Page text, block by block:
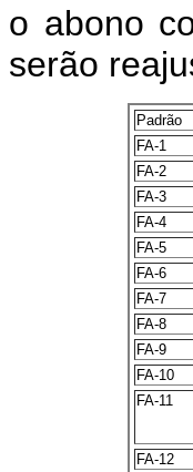
o abono
serão
Padrão
FA-1
FA-2
FA-3
FA-4
FA-5
FA-6
FA-7
FA-8
FA-9
FA-10
FA-11
FA-12